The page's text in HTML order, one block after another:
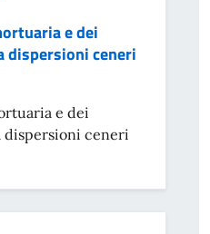
e dei
dispersioni ceneri
e dei
ceneri